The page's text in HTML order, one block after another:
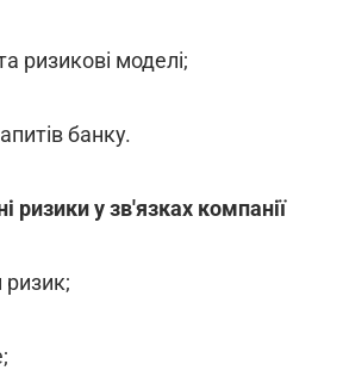
ризикові моделі;
банку.
ризики у зв'язках компанії